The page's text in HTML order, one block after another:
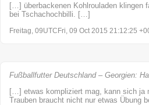
[…] überbackenen Kohlrouladen klingen
bei Tschachochbilli. […]
Freitag, 09UTCFri, 09 Oct 2015 21:12:25
Fußballfutter Deutschland – Georgien:
[…] etwas kompliziert mag, kann sich ja
Trauben braucht nicht nur etwas Übung